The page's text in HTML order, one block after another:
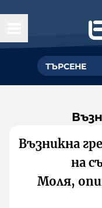
Възникна
на
Моля,